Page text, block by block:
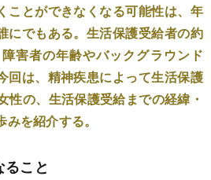
ことができなくなる可能性は、年
にでもある。生活保護受給者の約
害者の年齢やバックグラウンド
回は、精神疾患によって生活保護
性の、生活保護受給までの経緯・
を紹介する。
こと